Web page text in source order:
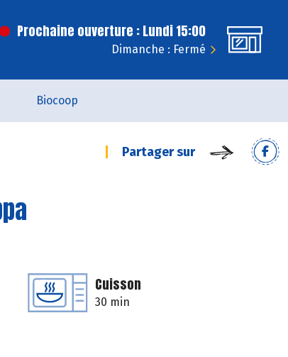
Prochaine ouverture : Lundi 15:00
Dimanche : Fermé
Biocoop
Partager sur
Cuisson
30 min